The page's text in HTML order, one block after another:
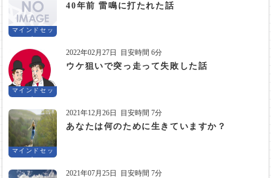
マインドセッ
ト
40年前 雷鳴に打たれた話
マインドセッ
ト
2022年02月27日 目安時間 6分
ウケ狙いで突っ走って失敗した話
マインドセッ
ト
2021年12月26日 目安時間 7分
あなたは何のために生きていますか？
2021年07月25日 目安時間 7分